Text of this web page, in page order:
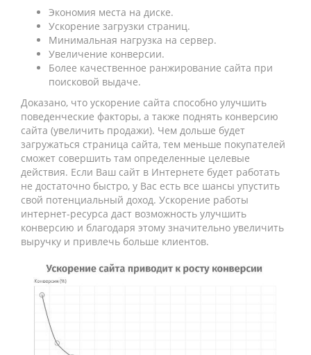
Экономия места на диске.
Ускорение загрузки страниц.
Минимальная нагрузка на сервер.
Увеличение конверсии.
Более качественное ранжирование сайта при
поисковой выдаче.
Доказано, что ускорение сайта способно улучшить
поведенческие факторы, а также поднять конверсию
сайта (увеличить продажи). Чем дольше будет
загружаться страница сайта, тем меньше покупателей
сможет совершить там определенные целевые
действия. Если Ваш сайт в Интернете будет работать
не достаточно быстро, у Вас есть все шансы упустить
свой потенциальный доход. Ускорение работы
интернет-ресурса даст возможность улучшить
конверсию и благодаря этому значительно увеличить
выручку и привлечь больше клиентов.